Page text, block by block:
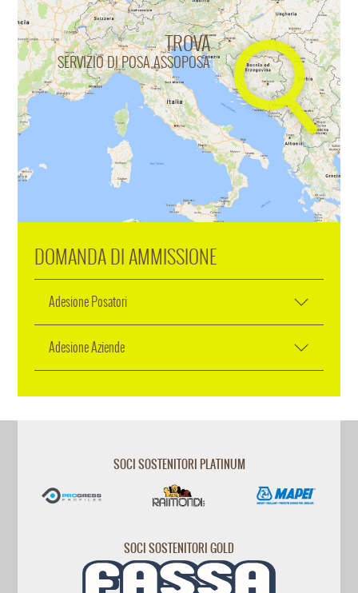
TROVA
SERVIZIO DI POSA ASSOPOSA
DOMANDA DI AMMISSIONE
Adesione Posatori
Adesione Aziende
SOCI SOSTENITORI PLATINUM
SOCI SOSTENITORI GOLD